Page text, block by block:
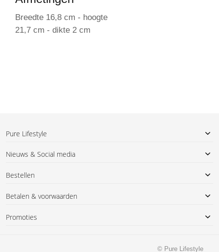
Breedte 16,8 cm - hoogte
21,7 cm - dikte 2 cm
Pure Lifestyle
Nieuws & Social media
Bestellen
Betalen & voorwaarden
Promoties
© Pure Lifestyle